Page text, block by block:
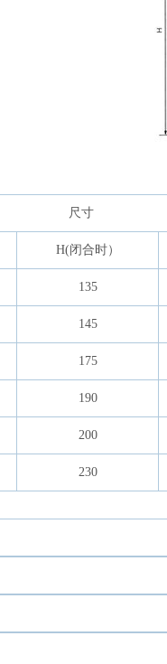
尺寸
H(闭合时）
135
145
175
190
200
230